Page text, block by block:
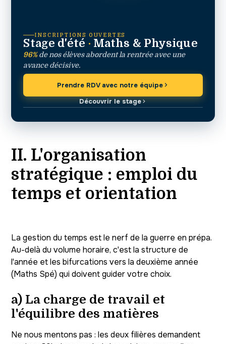
INSCRIPTIONS OUVERTES
Stage d'été · Maths & Physique
96% de nos élèves abordent la rentrée avec une
avance décisive.
Prendre RDV avec notre équipe
Découvrir le stage
II. L'organisation
stratégique : emploi du
temps et orientation
La gestion du temps est le nerf de la guerre en prépa.
Au-delà du volume horaire, c'est la structure de
l'année et les bifurcations vers la deuxième année
(Maths Spé) qui doivent guider votre choix.
a) La charge de travail et
l'équilibre des matières
Ne nous mentons pas : les deux filières demandent